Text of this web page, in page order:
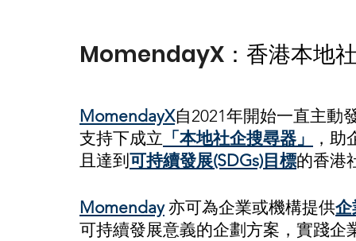
MomendayX ：香港本地
MomendayX自2021年開始一直主動
支持下成立 「本地社企搜尋器」
，
且達到 可持續發展(SDGs)目標的香港
Momenday 亦可為企業或機構提供企
可持續發展意義的企劃方案，實踐企